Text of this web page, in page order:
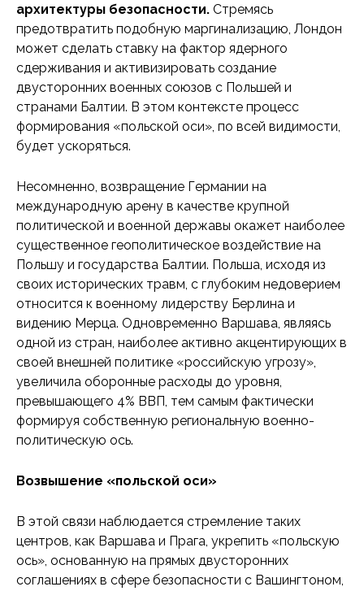
архитектуры безопасности. Стремясь
предотвратить подобную маргинализацию, Лондон
может сделать ставку на фактор ядерного
сдерживания и активизировать создание
двусторонних военных союзов с Польшей и
странами Балтии. В этом контексте процесс
формирования «польской оси», по всей видимости,
будет ускоряться.
Несомненно, возвращение Германии на
международную арену в качестве крупной
политической и военной державы окажет наиболее
существенное геополитическое воздействие на
Польшу и государства Балтии. Польша, исходя из
своих исторических травм, с глубоким недоверием
относится к военному лидерству Берлина и
видению Мерца. Одновременно Варшава, являясь
одной из стран, наиболее активно акцентирующих в
своей внешней политике «российскую угрозу»,
увеличила оборонные расходы до уровня,
превышающего 4% ВВП, тем самым фактически
формируя собственную региональную военно-
политическую ось.
Возвышение «польской оси»
В этой связи наблюдается стремление таких
центров, как Варшава и Прага, укрепить «польскую
ось», основанную на прямых двусторонних
соглашениях в сфере безопасности с Вашингтоном,